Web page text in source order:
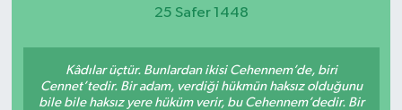
25 Safer 1448
Kâdılar üçtür. Bunlardan ikisi Cehennem’de, biri
Cennet’tedir. Bir adam, verdiği hükmün haksız olduğunu
bile bile haksız yere hüküm verir, bu Cehennem’dedir. Bir
Son Dakika Haberleri